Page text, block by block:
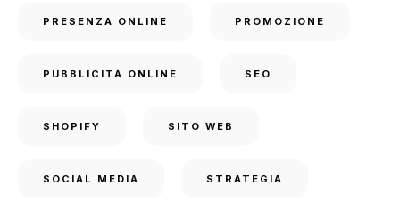
PRESENZA ONLINE PROMOZIONE
PUBBLICITÀ ONLINE SEO
SHOPIFY SITO WEB
SOCIAL MEDIA STRATEGIA